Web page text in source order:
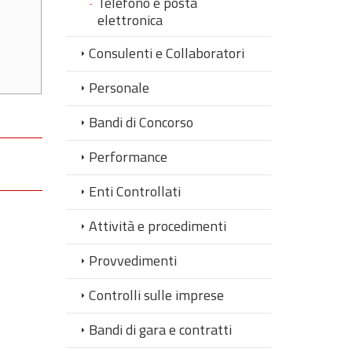
elettronica
Consulenti e Collaboratori
Personale
Bandi di Concorso
Performance
Enti Controllati
Attività e procedimenti
Provvedimenti
Controlli sulle imprese
Bandi di gara e contratti